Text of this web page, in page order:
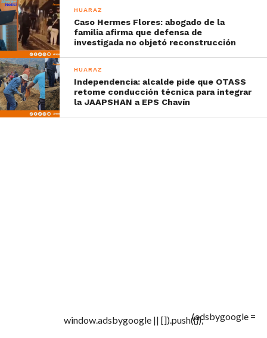
HUARAZ
Caso Hermes Flores: abogado de la
familia afirma que defensa de
investigada no objetó reconstrucción
HUARAZ
Independencia: alcalde pide que OTASS
retome conducción técnica para integrar
la JAAPSHAN a EPS Chavín
(adsbygoogle =
window.adsbygoogle || []).push({});